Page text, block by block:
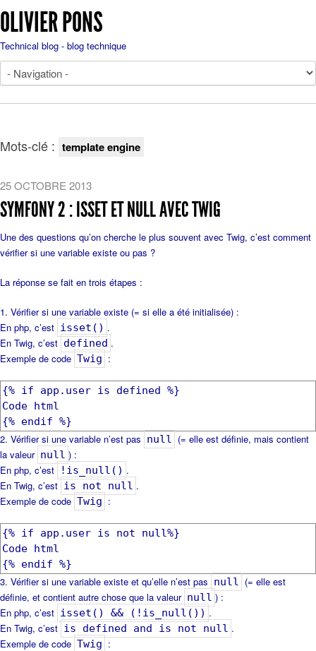
OLIVIER PONS
Technical blog - blog technique
Mots-clé : template engine
25 OCTOBRE 2013
SYMFONY 2 : ISSET ET NULL AVEC TWIG
Une des questions qu’on cherche le plus souvent avec Twig, c’est comment
vérifier si une variable existe ou pas ?
La réponse se fait en trois étapes :
Vérifier si une variable existe (= si elle a été initialisée) :
En php, c’est isset() .
En Twig, c’est defined .
Exemple de code Twig :
{% if app.user is defined %}
Code html
{% endif %}
Vérifier si une variable n’est pas null (= elle est définie, mais contient
la valeur null ) :
En php, c’est
!is_null() .
En Twig, c’est is not null .
Exemple de code Twig :
{% if app.user is not null%}
Code html
{% endif %}
Vérifier si une variable existe et qu’elle n’est pas null (= elle est
définie, et contient autre chose que la valeur null ) :
En php, c’est isset() && (!is_null()) .
En Twig, c’est is defined and is not null .
Exemple de code Twig :